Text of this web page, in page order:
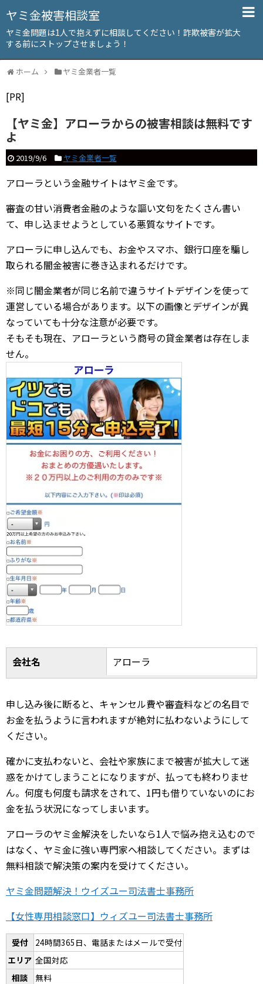
ヤミ金被害相談室
ヤミ金問題は1人で抱えずに相談してください！詐欺被害が拡大
する前にストップさせましょう！
ホーム ヤミ金業者一覧
[PR]
【ヤミ金】アローラからの被害相談は無料です
よ
2019/9/6 ヤミ金業者一覧
アローラという金融サイトはヤミ金です。
審査の甘い消費者金融のような謳い文句をたくさん書い
て、申し込ませようとしている悪質なサイトです。
アローラに申し込んでも、お金やスマホ、銀行口座を騙し
取られる闇金被害に巻き込まれるだけです。
※同じ闇金業者が同じ名前で違うサイトデザインを使って
運営している場合があります。以下の画像とデザインが異
なっていても十分な注意が必要です。
そもそも現在、アローラという商号の貸金業者は存在しま
せん。
会社名 アローラ
申し込み後に断ると、キャンセル費や審査料などの名目で
お金を払うように言われますが絶対に払わないようにして
ください。
確かに支払わないと、会社や家族にまで被害が拡大して迷
惑をかけてしまうことになりますが、払っても終わりませ
ん。何度も何度も請求をされて、1円も借りていないのにお
金を払う状況になってしまいます。
アローラのヤミ金解決をしたいなら1人で悩み抱え込むので
はなく、ヤミ金に強い専門家へ相談してください。まずは
無料相談で解決策の案内を受けてください。
ヤミ金問題解決！ウイズユー司法書士事務所
【女性専用相談窓口】ウィズユー司法書士事務所
受付
24時間365日、電話またはメールで受付
エリア 全国対応
相談
無料